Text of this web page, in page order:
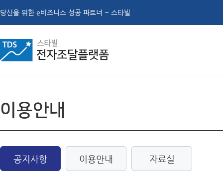
당신을 위한 e비즈니스 성공 파트너 ~ 스타빌
이용안내
공지사항 이용안내 자료실